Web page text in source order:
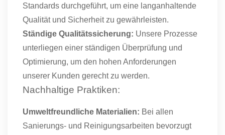
Standards durchgeführt, um eine langanhaltende
Qualität und Sicherheit zu gewährleisten.
Ständige Qualitätssicherung: Unsere Prozesse
unterliegen einer ständigen Überprüfung und
Optimierung, um den hohen Anforderungen
unserer Kunden gerecht zu werden.
Nachhaltige Praktiken:
Umweltfreundliche Materialien: Bei allen
Sanierungs- und Reinigungsarbeiten bevorzugt